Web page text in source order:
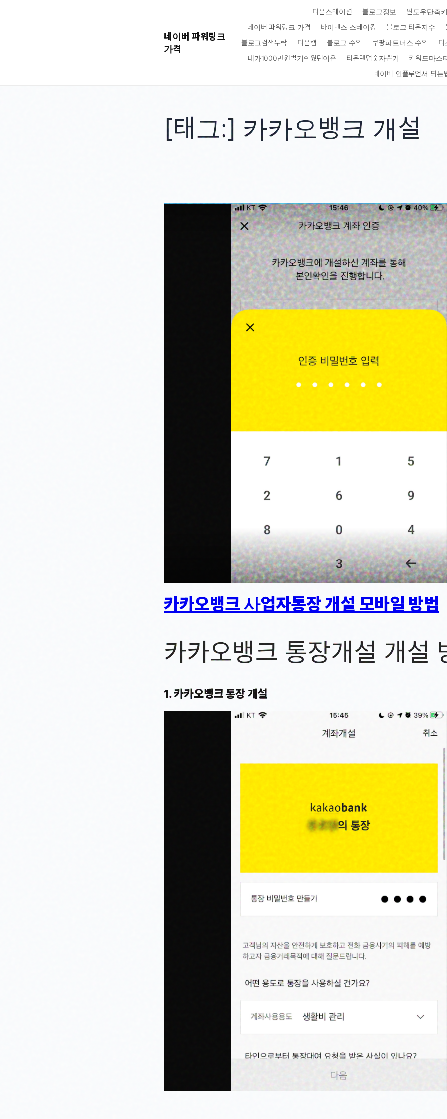
네이버 파워링크
가격
티온스테이션 블로그정보
윈도우단축키
네이버 파워링크 가격
바이낸스 스테이킹 블로그 티온지수
블로그검색누락
티온캡 블로그 수익 쿠팡파트너스 수익
티
내가1000만원벌기쉬웠던이유
티온랜덤숫자뽑기
키워드마스
네이버 인플루언서 되는
[태그:] 카카오뱅크 개설
카카오뱅크 사업자통장 개설 모바일 방법
카카오뱅크 통장개설 개설
1. 카카오뱅크 통장 개설